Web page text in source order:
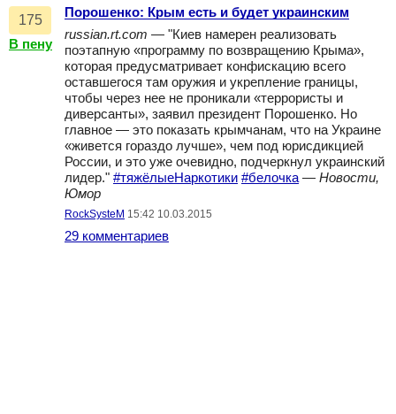
175
В пену
Порошенко: Крым есть и будет украинским
russian.rt.com — "Киев намерен реализовать
поэтапную «программу по возвращению Крыма»,
которая предусматривает конфискацию всего
оставшегося там оружия и укрепление границы,
чтобы через нее не проникали «террористы и
диверсанты», заявил президент Порошенко. Но
главное — это показать крымчанам, что на Украине
«живется гораздо лучше», чем под юрисдикцией
России, и это уже очевидно, подчеркнул украинский
лидер." #тяжёлыеНаркотики #белочка — Новости,
Юмор
RockSysteM 15:42 10.03.2015
29 комментариев